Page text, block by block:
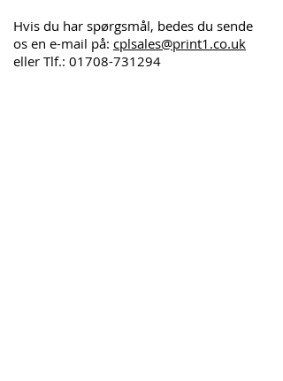
Hvis du har spørgsmål, bedes du sende
os en e-mail på: cplsales@print1.co.uk
eller Tlf.: 01708-731294